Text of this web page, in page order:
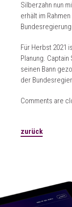
Silberzahn nun
erhält im
Für Herbst 2021
Planung.
seinen Bann
der
Comments are
zurück